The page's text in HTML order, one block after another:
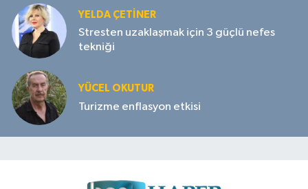
YELDA ÇETİNER
Stresten uzaklaşmak için 3 güçlü nefes
tekniği
YÜCEL OKUTUR
Turizme enflasyon etkisi